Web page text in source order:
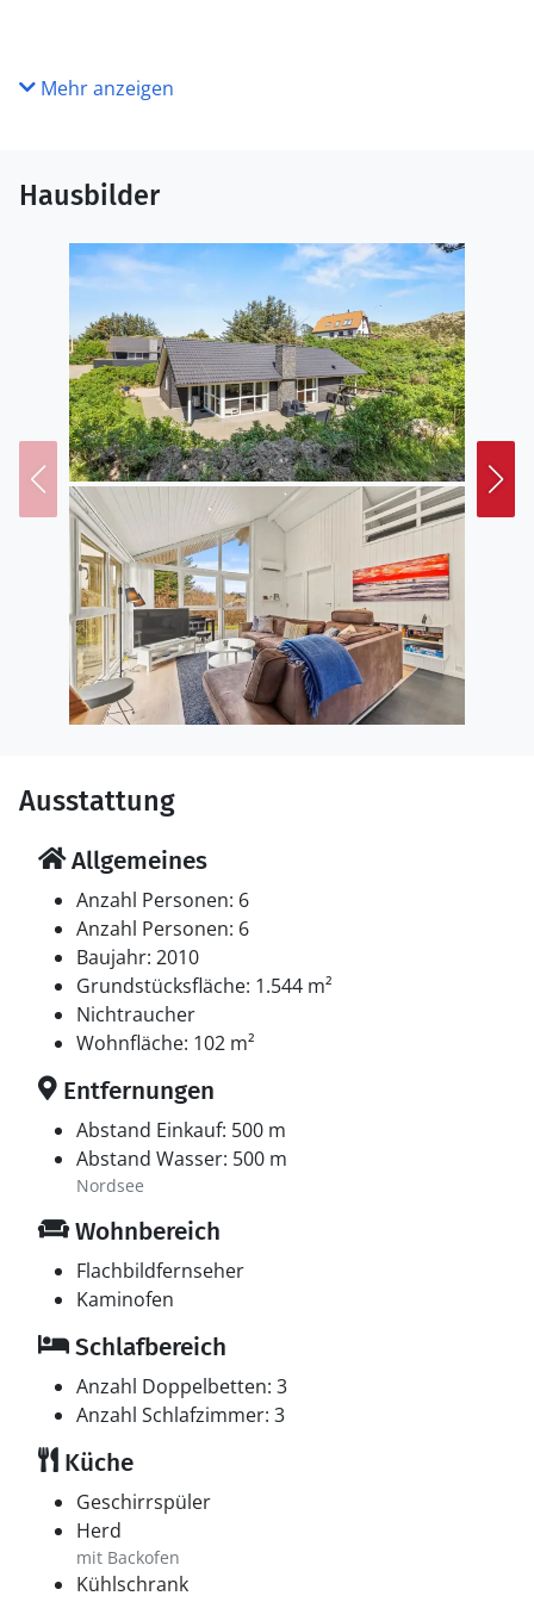
Mehr anzeigen
Hausbilder
Ausstattung
Allgemeines
Anzahl Personen: 6
Anzahl Personen: 6
Baujahr: 2010
Grundstücksfläche: 1.544 m²
Nichtraucher
Wohnfläche: 102 m²
Entfernungen
Abstand Einkauf: 500 m
Abstand Wasser: 500 m
Nordsee
Wohnbereich
Flachbildfernseher
Kaminofen
Schlafbereich
Anzahl Doppelbetten: 3
Anzahl Schlafzimmer: 3
Küche
Geschirrspüler
Herd
mit Backofen
Kühlschrank